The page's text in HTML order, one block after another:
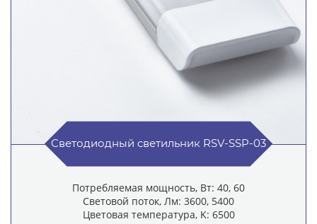
Светодиодный светильник RSV-SSP-03
Потребляемая мощность, Вт: 40, 60
Световой поток, Лм: 3600, 5400
Цветовая температура, K: 6500